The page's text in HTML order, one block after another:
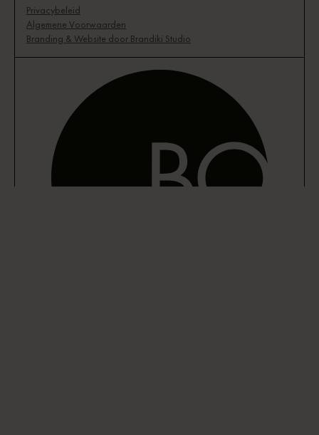
Privacybeleid
Algemene Voorwaarden
Branding & Website door Brandiki Studio